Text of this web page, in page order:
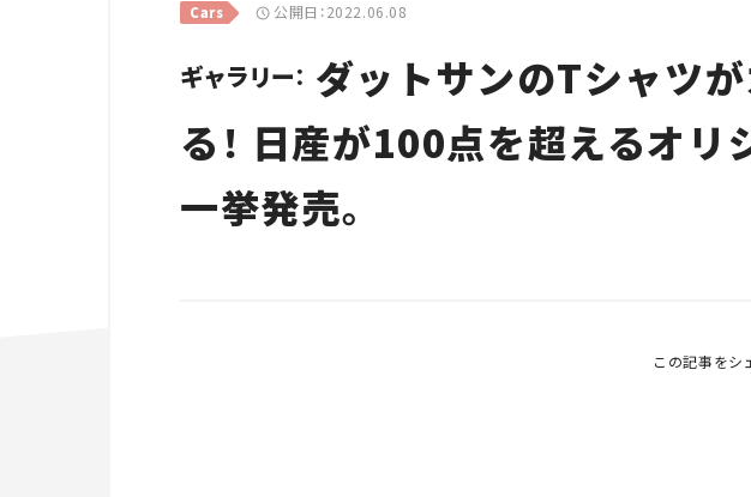
Cars 公開日：2022.06.08
ギャラリー： ダットサンのTシャツ
る！ 日産が100点を超えるオリ
一挙発売。
この記事をシ